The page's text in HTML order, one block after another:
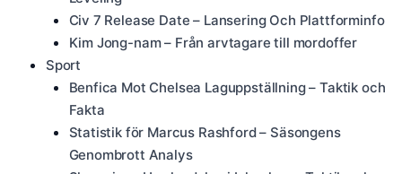
Civ 7 Release Date – Lansering Och Plattforminfo
Kim Jong-nam – Från arvtagare till mordoffer
Sport
Benfica Mot Chelsea Laguppställning – Taktik och
Fakta
Statistik för Marcus Rashford – Säsongens
Genombrott Analys